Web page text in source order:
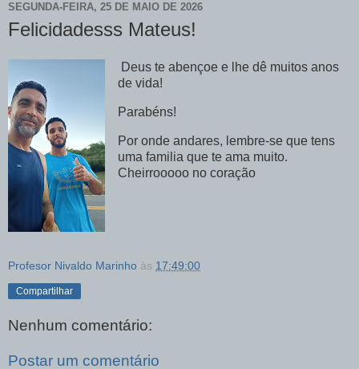
SEGUNDA-FEIRA, 25 DE MAIO DE 2026
Felicidadesss Mateus!
Deus te abençoe e lhe dê muitos anos
de vida!
Parabéns!
Por onde andares, lembre-se que tens
uma familia que te ama muito.
Cheirrooooo no coração
Profesor Nivaldo Marinho às 17:49:00
Compartilhar
Nenhum comentário:
Postar um comentário